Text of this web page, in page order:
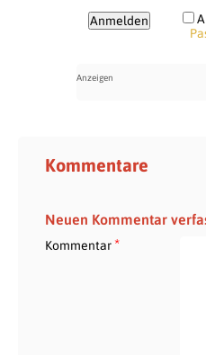
Kommentare
Neuen Kommentar
Kommentar*